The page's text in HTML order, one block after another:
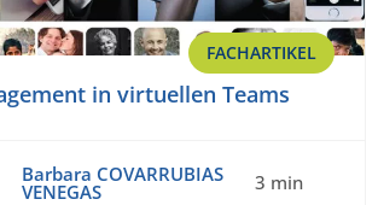
FACHARTIKEL
in virtuellen Teams
Barbara COVARRUBIAS
VENEGAS 3 min